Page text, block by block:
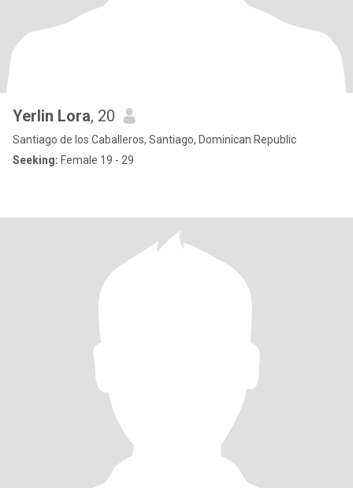
Yerlin Lora, 20
Santiago de los Caballeros, Santiago, Dominican Republic
Seeking: Female 19 - 29